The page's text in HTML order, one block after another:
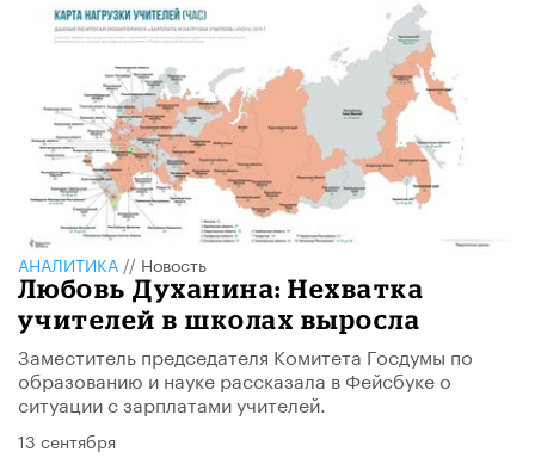
АНАЛИТИКА // Новость
Любовь Духанина: Нехватка
учителей в школах выросла
Заместитель председателя Комитета Госдумы по
образованию и науке рассказала в Фейсбуке о
ситуации с зарплатами учителей.
13 сентября